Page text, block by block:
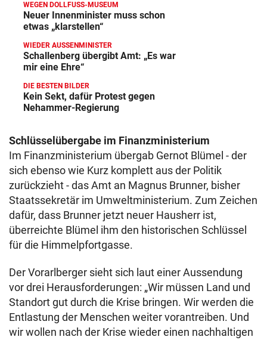
WEGEN DOLLFUSS-MUSEUM
Neuer Innenminister muss schon
etwas „klarstellen“
WIEDER AUSSENMINISTER
Schallenberg übergibt Amt: „Es war
mir eine Ehre“
DIE BESTEN BILDER
Kein Sekt, dafür Protest gegen
Nehammer-Regierung
Schlüsselübergabe im Finanzministerium
Im Finanzministerium übergab Gernot Blümel - der
sich ebenso wie Kurz komplett aus der Politik
zurückzieht - das Amt an Magnus Brunner, bisher
Staatssekretär im Umweltministerium. Zum Zeichen
dafür, dass Brunner jetzt neuer Hausherr ist,
überreichte Blümel ihm den historischen Schlüssel
für die Himmelpfortgasse.
Der Vorarlberger sieht sich laut einer Aussendung
vor drei Herausforderungen: „Wir müssen Land und
Standort gut durch die Krise bringen. Wir werden die
Entlastung der Menschen weiter vorantreiben. Und
wir wollen nach der Krise wieder einen nachhaltigen